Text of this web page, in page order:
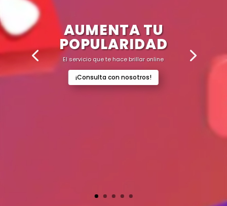
AUMENTA TU
POPULARIDAD
El servicio que te hace brillar online
¡Consulta con nosotros!